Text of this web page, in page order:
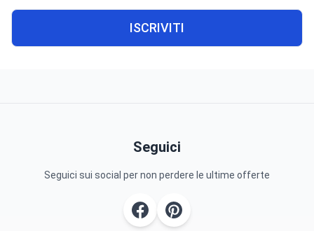
ISCRIVITI
Seguici
Seguici sui social per non perdere le ultime offerte